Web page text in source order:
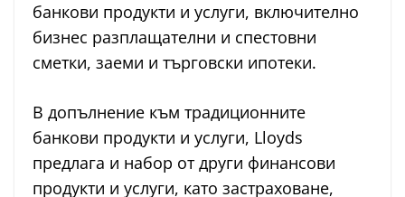
банкови продукти и услуги, включително
бизнес разплащателни и спестовни
сметки, заеми и търговски ипотеки.
В допълнение към традиционните
банкови продукти и услуги, Lloyds
предлага и набор от други финансови
продукти и услуги, като застраховане,